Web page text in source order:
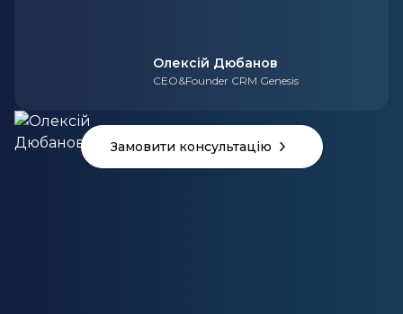
Олексій Дюбанов
CEO&Founder CRM Genesis
Замовити консультацію